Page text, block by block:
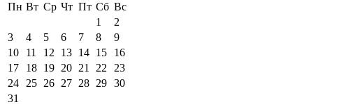
Пн Вт Ср Чт Пт Сб Вс
1
2
3
4 5 6 7 8
9
10
11 12 13 14 15
16
17
18 19 20 21 22 23
24 25 26 27 28 29 30
31